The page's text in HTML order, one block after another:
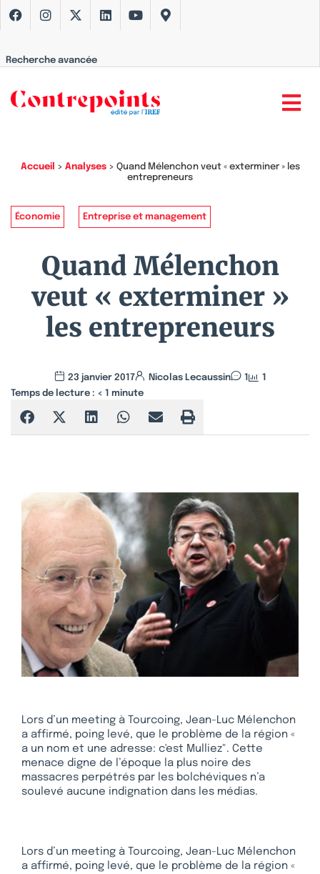
Recherche avancée
Accueil > Analyses> Quand Mélenchon veut « exterminer » les
entrepreneurs
Économie Entreprise et management
Quand Mélenchon
veut « exterminer »
les entrepreneurs
23 janvier 2017 Nicolas Lecaussin 1
1
Temps de lecture : < 1 minute
Lors d’un meeting à Tourcoing, Jean-Luc Mélenchon
a affirmé, poing levé, que le problème de la région «
a un nom et une adresse: c'est Mulliez". Cette
menace digne de l’époque la plus noire des
massacres perpétrés par les bolchéviques n’a
soulevé aucune indignation dans les médias.
Lors d’un meeting à Tourcoing, Jean-Luc Mélenchon
a affirmé, poing levé, que le problème de la région «